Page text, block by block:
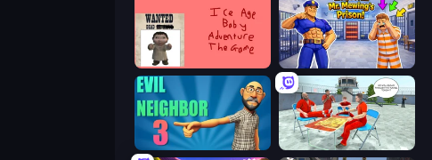
Escape From Mr.Meawing's Prison!
Evil Neighbor 3 Alcatraz Prison Escape Plan